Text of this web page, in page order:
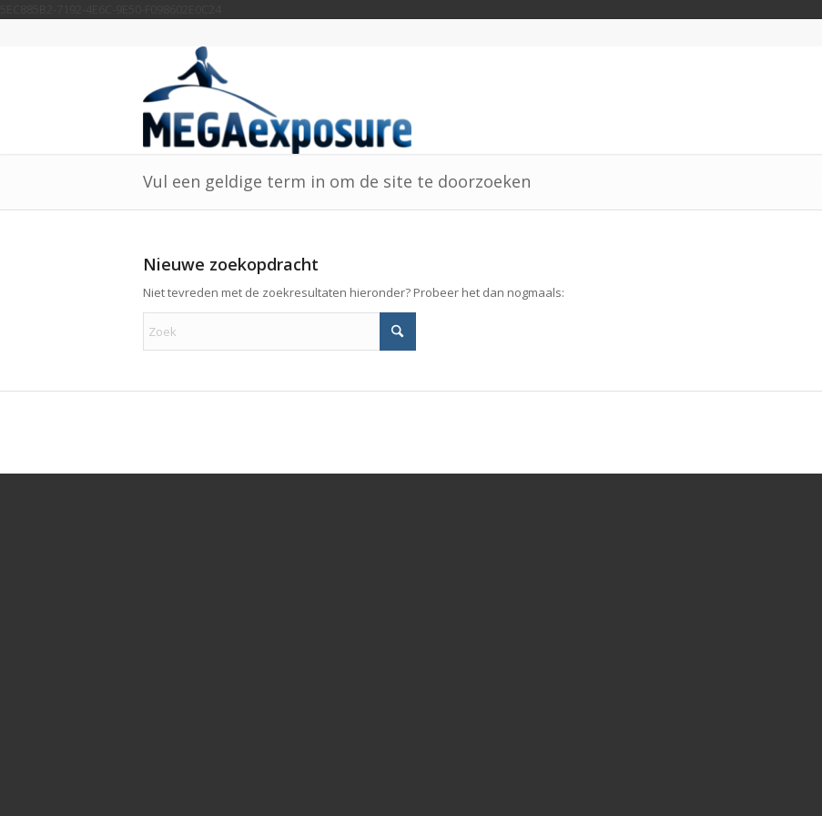
Vul een geldige term in om de site te doorzoeken
Nieuwe zoekopdracht
Niet tevreden met de zoekresultaten hieronder? Probeer het dan nogmaals: